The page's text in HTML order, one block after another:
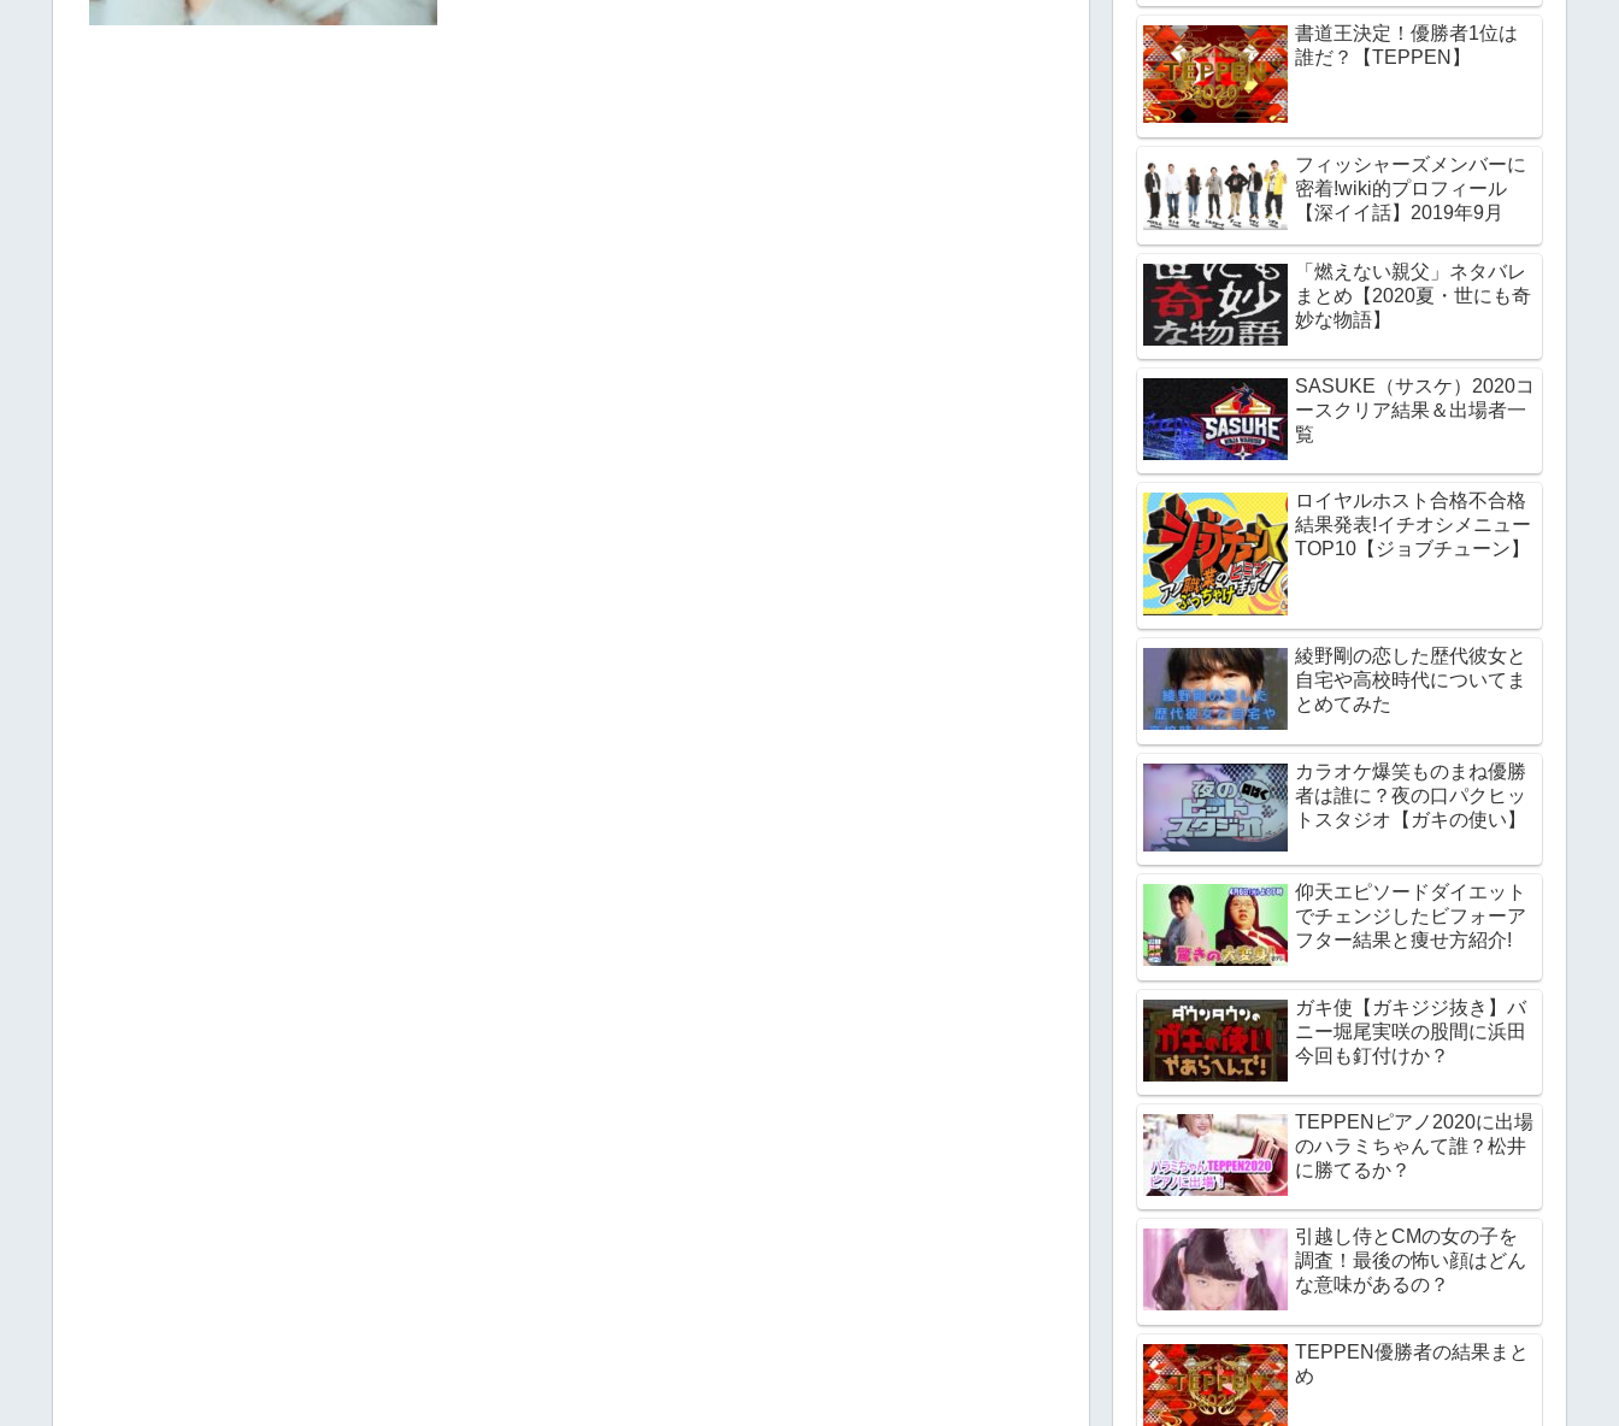
書道王決定！優勝者1位は
誰だ？【TEPPEN】
フィッシャーズメンバーに
密着!wiki的プロフィール
【深イイ話】2019年9月
「燃えない親父」ネタバレ
まとめ【2020夏・世にも奇
妙な物語】
SASUKE（サスケ）2020コ
ースクリア結果＆出場者一
覧
ロイヤルホスト合格不合格
結果発表!イチオシメニュー
TOP10【ジョブチューン】
綾野剛の恋した歴代彼女と
自宅や高校時代についてま
とめてみた
カラオケ爆笑ものまね優勝
者は誰に？夜の口パクヒッ
トスタジオ【ガキの使い】
仰天エピソードダイエット
でチェンジしたビフォーア
フター結果と痩せ方紹介!
ガキ使【ガキジジ抜き】バ
ニー堀尾実咲の股間に浜田
今回も釘付けか？
TEPPENピアノ2020に出場
のハラミちゃんて誰？松井
に勝てるか？
引越し侍とCMの女の子を
調査！最後の怖い顔はどん
な意味があるの？
TEPPEN優勝者の結果まと
め